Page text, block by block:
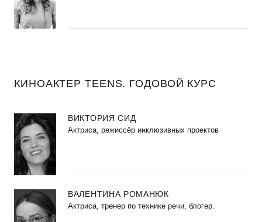
КИНОАКТЕР TEENS. ГОДОВОЙ КУРС
ВИКТОРИЯ СИД
Актриса, режиссёр инклюзивных проектов
ВАЛЕНТИНА РОМАНЮК
Актриса, тренер по технике речи, блогер.